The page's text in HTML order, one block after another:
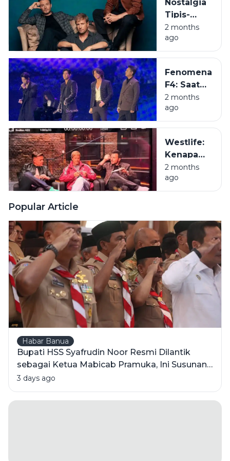
Tampan,
Ini Sisi
Lain yang
Jarang
Terungkap
Nostalgia
Tipis-
Tipis:
Deretan
Album
Terbaik
yang
Wajib
Masuk
Playlist
Kamu
2 months
ago
Fenomena
F4: Saat
Seluruh
Indonesia
Terkena
Meteor
Garden
2 months
ago
Westlife:
Kenapa
Boyband
'Bapak-
Bapak
Juara di
Hati Orang
Indonesia?
2 months
ago
Popular Article
Habar Banua
Bupati HSS Syafrudin Noor Resmi Dilantik
sebagai Ketua Mabicab Pramuka, Ini Susunan
Pengurus 2025-2030
3 days ago